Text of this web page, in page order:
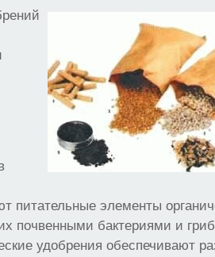
питательные элементы
почвенными бактериями и
удобрения обеспечивают